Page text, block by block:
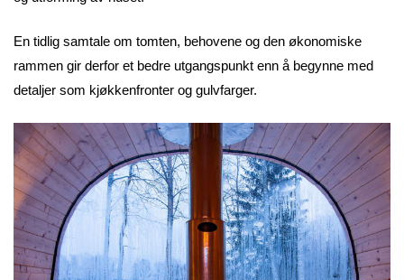
En tidlig samtale om tomten, behovene og den økonomiske
rammen gir derfor et bedre utgangspunkt enn å begynne med
detaljer som kjøkkenfronter og gulvfarger.